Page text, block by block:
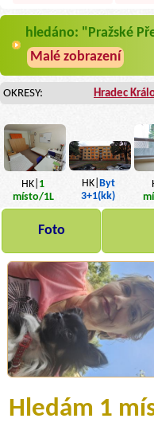
hledáno: "Pražské
Malé zobrazení
OKRESY: Hradec
HK| 1
místo/1L
HK|
Byt
3+1(kk)
Foto
Hledám 1